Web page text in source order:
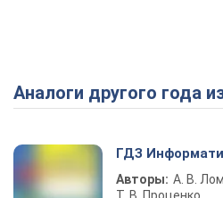
Аналоги другого года
ГДЗ
Авторы: А. В.